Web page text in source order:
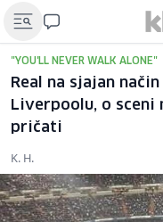
"YOU'LL NEVER WALK ALONE"
Real na sjajan
Liverpoolu, o sceni
pričati
K. H.